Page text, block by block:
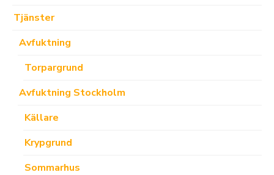
Tjänster
Avfuktning
Torpargrund
Avfuktning Stockholm
Källare
Krypgrund
Sommarhus